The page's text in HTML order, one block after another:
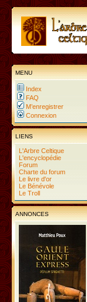
MENU
Index
FAQ
M’enregistrer
Connexion
LIENS
L'Arbre Celtique
L'encyclopédie
Forum
Charte du forum
Le livre d'or
Le Bénévole
Le Troll
ANNONCES